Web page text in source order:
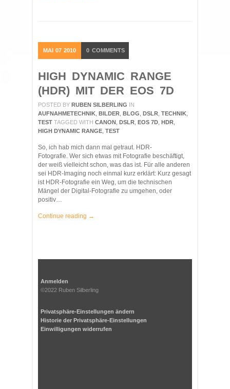
MAI 07 2010 0 COMMENTS
HIGH DYNAMIC RANGE
(HDR) MIT DER EOS 7D
POSTED BY RUBEN SILBERLING IN
AUFNAHMETECHNIK BILDER BLOG DSLR TECHNIK
TEST TAGGED WITH CANON DSLR EOS 7D HDR
HIGH DYNAMIC RANGE TEST
So, ich hab mich dann mal getraut. HDR-
Fotografie. Wer sich etwas mit Fotografie beschäftigt,
der weiß vielleicht schon, was das ist. Für alle anderen
sei HDR-Imaging noch einmal kurz erklärt: Kurz gesagt
ist HDR-Fotografie ein Weg, um die technischen
Mängel der Digital-Fotografie zu umgehen, oder
positiv…
Continue reading →
Anmelden
©2022 Ruben Silberling
Privatsphäre-Einstellungen ändern
Historie der Privatsphäre-Einstellungen
Einwilligungen widerrufen